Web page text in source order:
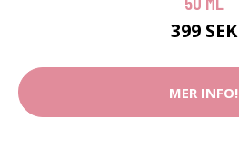
399 SEK
MER INFO!